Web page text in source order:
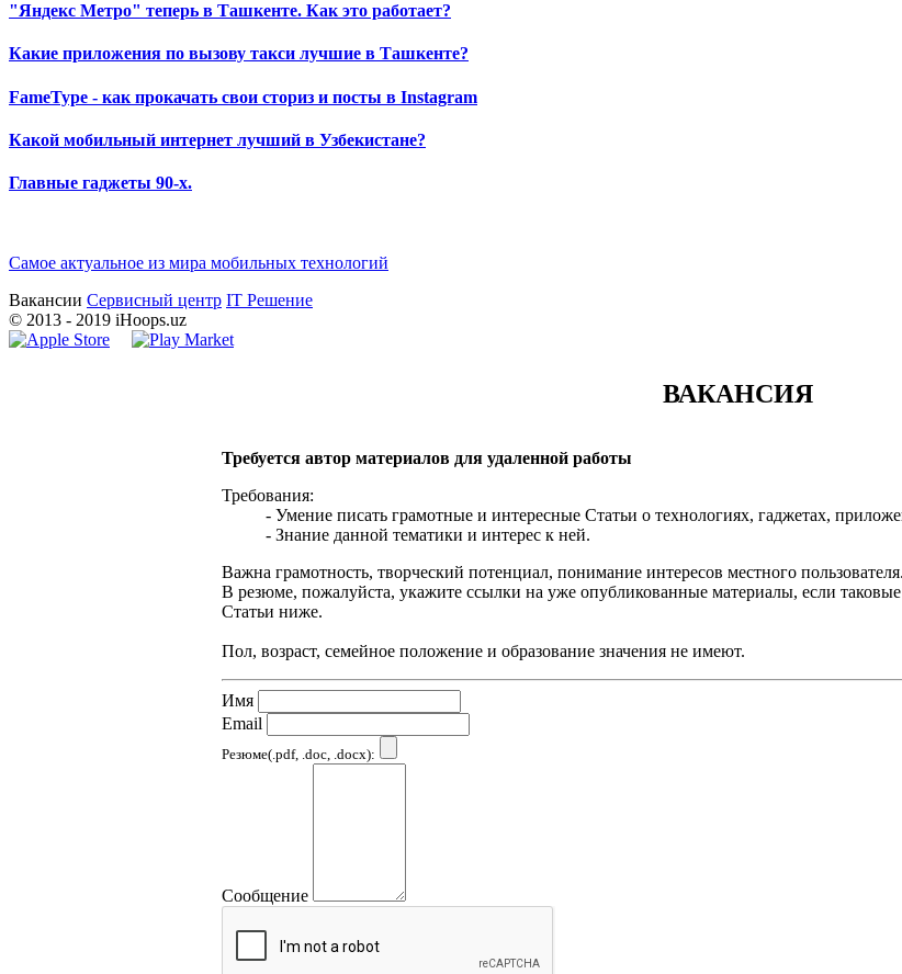
"Яндекс Метро" теперь в Ташкенте. Как это работает?
Какие приложения по вызову такси лучшие в Ташкенте?
FameType - как прокачать свои сториз и посты в Instagram
Какой мобильный интернет лучший в Узбекистане?
Главные гаджеты 90-х.
Самое актуальное из мира мобильных технологий
Вакансии Сервисный центр IT Решение
© 2013 - 2019 iHoops.uz
ВАКАНСИЯ
Требуется автор материалов для удаленной работы
Требования:
- Умение писать грамотные и интересные Статьи о технологиях, гаджетах,
- Знание данной тематики и интерес к ней.
Важна грамотность, творческий потенциал, понимание интересов местного пользователя.
В резюме, пожалуйста, укажите ссылки на уже опубликованные материалы, если
Статьи ниже.
Пол, возраст, семейное положение и образование значения не имеют.
Имя
Email
Резюме(.pdf, .doc, .docx):
Сообщение